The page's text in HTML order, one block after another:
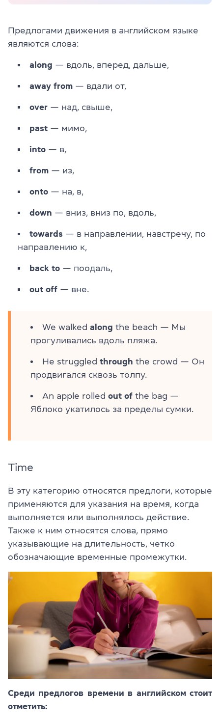
Предлогами движения в английском языке
являются слова:
along — вдоль, вперед, дальше,
away from — вдали от,
over — над, свыше,
past — мимо,
into — в,
from — из,
onto — на, в,
down — вниз, вниз по, вдоль,
towards — в направлении, навстречу, по
направлению к,
back to — поодаль,
out off — вне.
We walked along the beach — Мы
прогуливались вдоль пляжа.
He struggled through the crowd — Он
продвигался сквозь толпу.
An apple rolled out of the bag —
Яблоко укатилось за пределы сумки.
Time
В эту категорию относятся предлоги, которые
применяются для указания на время, когда
выполняется или выполнялось действие.
Также к ним относятся слова, прямо
указывающие на длительность, четко
обозначающие временные промежутки.
Среди предлогов времени в английском стоит
отметить: